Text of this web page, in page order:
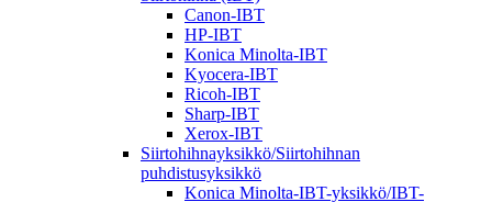
Canon-IBT
HP-IBT
Konica Minolta-IBT
Kyocera-IBT
Ricoh-IBT
Sharp-IBT
Xerox-IBT
Siirtohihnayksikkö/Siirtohihnan
puhdistusyksikkö
Konica Minolta-IBT-yksikkö/IBT-